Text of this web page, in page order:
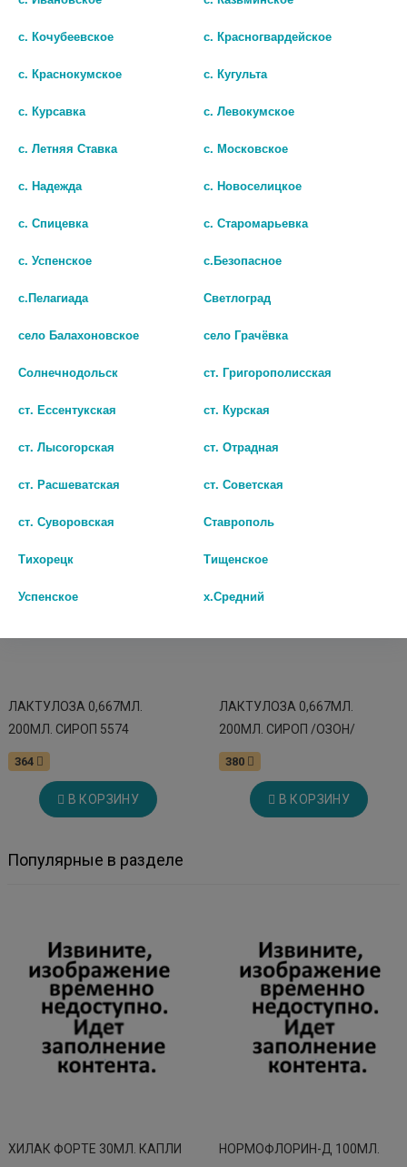
В КОРЗИНУ В КОРЗИНУ
312
В КОРЗИНУ
МЛ ФЛ. 200МЛ
322
ЛАКТУЛОЗА 0,667МЛ.
200МЛ. СИРОП 5574
364
В КОРЗИНУ
ЛАКТУЛОЗА 0,667МЛ.
200МЛ. СИРОП /ОЗОН/
380
В КОРЗИНУ
Популярные в разделе
ХИЛАК ФОРТЕ 30МЛ. КАПЛИ НОРМОФЛОРИН-Д 100МЛ.
с. Кочубеевское с. Красногвардейское
с. Краснокумское с. Кугульта
с. Курсавка с. Левокумское
с. Летняя Ставка с. Московское
с. Надежда с. Новоселицкое
с. Спицевка с. Старомарьевка
с. Успенское с.Безопасное
с.Пелагиада Светлоград
село Балахоновское село Грачёвка
Солнечнодольск ст. Григорополисская
ст. Ессентукская ст. Курская
ст. Лысогорская ст. Отрадная
ст. Расшеватская ст. Советская
ст. Суворовская Ставрополь
Тихорецк Тищенское
Успенское х.Средний